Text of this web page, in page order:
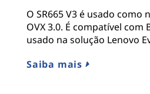
O SR665 V3 é usado como
OVX 3.0. É compatível com
usado na solução Lenovo
Saiba mais